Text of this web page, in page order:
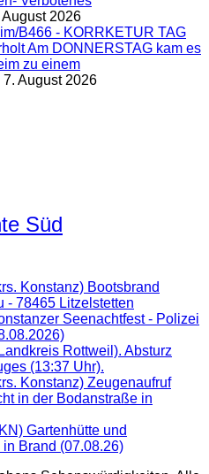
August 2026
B466 - KORRKETUR TAG
Am DONNERSTAG kam es
zu einem
7. August 2026
Süd
Konstanz) Bootsbrand
- 78465 Litzelstetten
Seenachtfest - Polizei
Rottweil). Absturz
(13:37 Uhr).
Konstanz) Zeugenaufruf
in der Bodanstraße in
Gartenhütte und
Brand (07.08.26)